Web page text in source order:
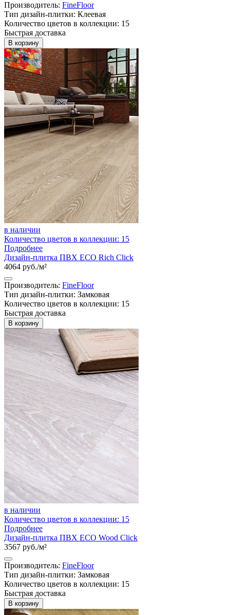
Производитель: FineFloor
Тип дизайн-плитки: Клеевая
Количество цветов в коллекции: 15
Быстрая доставка
В корзину
в наличии
Количество цветов в коллекции: 15
Подробнее
Дизайн-плитка ПВХ ECO Rich Click
4064 руб./м²
Производитель: FineFloor
Тип дизайн-плитки: Замковая
Количество цветов в коллекции: 15
Быстрая доставка
В корзину
в наличии
Количество цветов в коллекции: 15
Подробнее
Дизайн-плитка ПВХ ECO Wood Click
3567 руб./м²
Производитель: FineFloor
Тип дизайн-плитки: Замковая
Количество цветов в коллекции: 15
Быстрая доставка
В корзину